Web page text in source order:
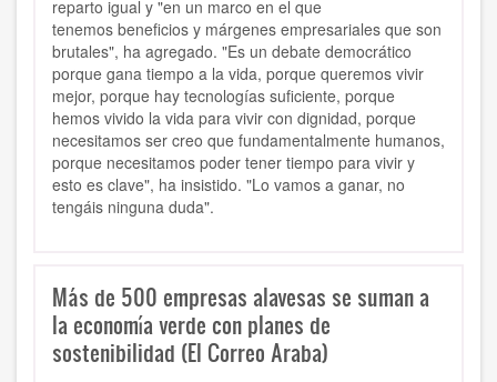
reparto igual y "en un marco en el que
tenemos beneficios y márgenes empresariales que son
brutales", ha agregado. "Es un debate democrático
porque gana tiempo a la vida, porque queremos vivir
mejor, porque hay tecnologías suficiente, porque
hemos vivido la vida para vivir con dignidad, porque
necesitamos ser creo que fundamentalmente humanos,
porque necesitamos poder tener tiempo para vivir y
esto es clave", ha insistido. "Lo vamos a ganar, no
tengáis ninguna duda".
Más de 500 empresas alavesas se suman a
la economía verde con planes de
sostenibilidad (El Correo Araba)